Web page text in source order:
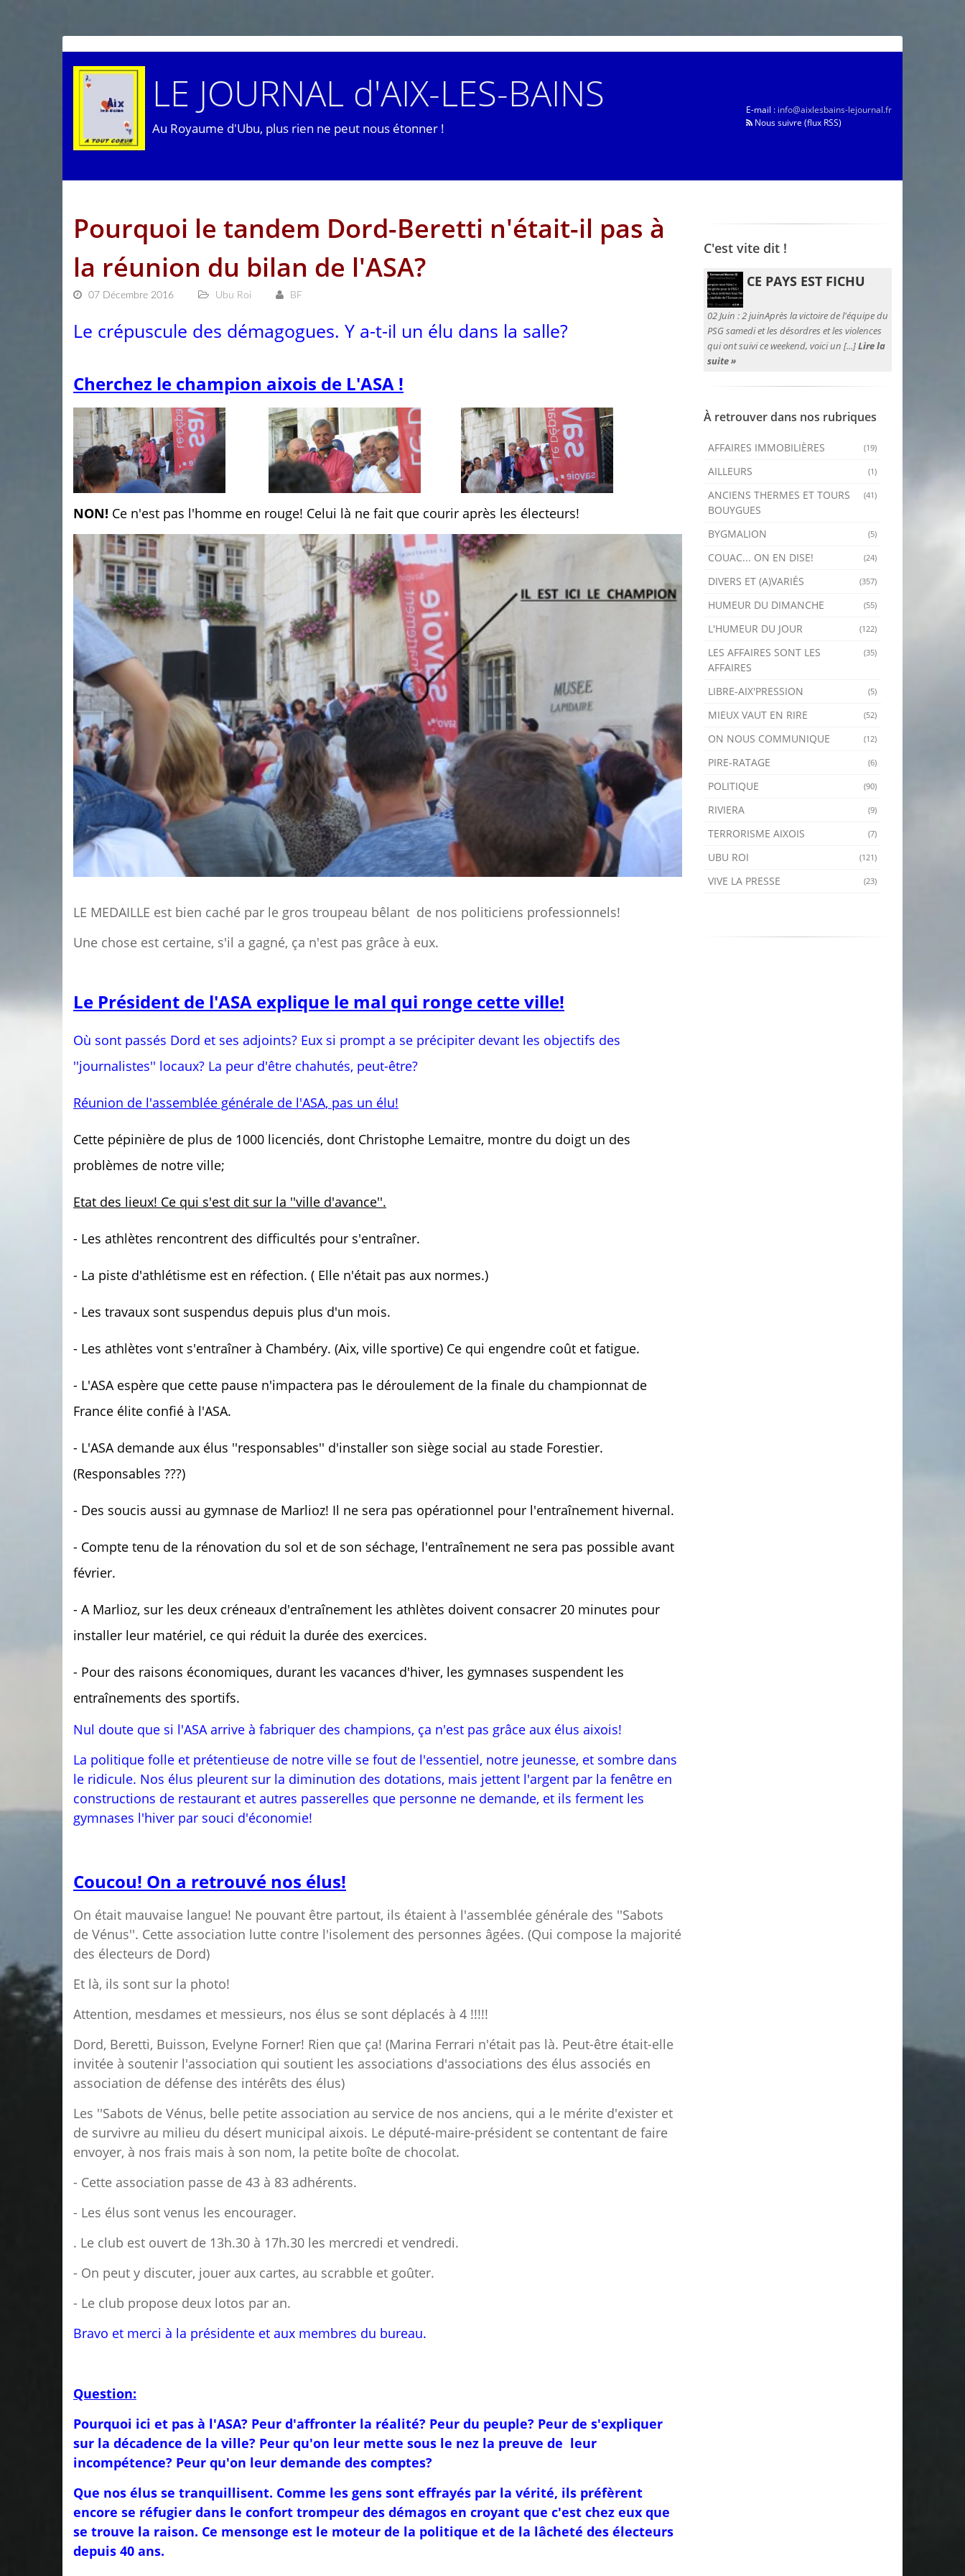
LE JOURNAL d'AIX-LES-BAINS
Au Royaume d'Ubu, plus rien ne peut nous étonner !
E-mail : info@aixlesbains-lejournal.fr
Nous suivre (flux RSS)
Pourquoi le tandem Dord-Beretti n'était-il pas à
la réunion du bilan de l'ASA?
07 Décembre 2016 Ubu Roi BF
Le crépuscule des démagogues. Y a-t-il un élu dans la salle?
Cherchez le champion aixois de L'ASA !
NON! Ce n'est pas l'homme en rouge! Celui là ne fait que courir après les électeurs!
LE MEDAILLE est bien caché par le gros troupeau bêlant de nos politiciens professionnels!
Une chose est certaine, s'il a gagné, ça n'est pas grâce à eux.
Le Président de l'ASA explique le mal qui ronge cette ville!
Où sont passés Dord et ses adjoints? Eux si prompt a se précipiter devant les objectifs des
''journalistes'' locaux? La peur d'être chahutés, peut-être?
Réunion de l'assemblée générale de l'ASA, pas un élu!
Cette pépinière de plus de 1000 licenciés, dont Christophe Lemaitre, montre du doigt un des
problèmes de notre ville;
Etat des lieux! Ce qui s'est dit sur la ''ville d'avance''.
- Les athlètes rencontrent des difficultés pour s'entraîner.
- La piste d'athlétisme est en réfection. ( Elle n'était pas aux normes.)
- Les travaux sont suspendus depuis plus d'un mois.
- Les athlètes vont s'entraîner à Chambéry. (Aix, ville sportive) Ce qui engendre coût et fatigue.
- L'ASA espère que cette pause n'impactera pas le déroulement de la finale du championnat de
France élite confié à l'ASA.
- L'ASA demande aux élus ''responsables'' d'installer son siège social au stade Forestier.
(Responsables ???)
- Des soucis aussi au gymnase de Marlioz! Il ne sera pas opérationnel pour l'entraînement hivernal.
- Compte tenu de la rénovation du sol et de son séchage, l'entraînement ne sera pas possible avant
février.
- A Marlioz, sur les deux créneaux d'entraînement les athlètes doivent consacrer 20 minutes pour
installer leur matériel, ce qui réduit la durée des exercices.
- Pour des raisons économiques, durant les vacances d'hiver, les gymnases suspendent les
entraînements des sportifs.
Nul doute que si l'ASA arrive à fabriquer des champions, ça n'est pas grâce aux élus aixois!
La politique folle et prétentieuse de notre ville se fout de l'essentiel, notre jeunesse, et sombre dans
le ridicule. Nos élus pleurent sur la diminution des dotations, mais jettent l'argent par la fenêtre en
constructions de restaurant et autres passerelles que personne ne demande, et ils ferment les
gymnases l'hiver par souci d'économie!
Coucou! On a retrouvé nos élus!
On était mauvaise langue! Ne pouvant être partout, ils étaient à l'assemblée générale des ''Sabots
de Vénus''. Cette association lutte contre l'isolement des personnes âgées. (Qui compose la majorité
des électeurs de Dord)
Et là, ils sont sur la photo!
Attention, mesdames et messieurs, nos élus se sont déplacés à 4 !!!!!
Dord, Beretti, Buisson, Evelyne Forner! Rien que ça! (Marina Ferrari n'était pas là. Peut-être était-elle
invitée à soutenir l'association qui soutient les associations d'associations des élus associés en
association de défense des intérêts des élus)
Les ''Sabots de Vénus, belle petite association au service de nos anciens, qui a le mérite d'exister et
de survivre au milieu du désert municipal aixois. Le député-maire-président se contentant de faire
envoyer, à nos frais mais à son nom, la petite boîte de chocolat.
- Cette association passe de 43 à 83 adhérents.
- Les élus sont venus les encourager.
. Le club est ouvert de 13h.30 à 17h.30 les mercredi et vendredi.
- On peut y discuter, jouer aux cartes, au scrabble et goûter.
- Le club propose deux lotos par an.
Bravo et merci à la présidente et aux membres du bureau.
Question:
Pourquoi ici et pas à l'ASA? Peur d'affronter la réalité? Peur du peuple? Peur de s'expliquer
sur la décadence de la ville? Peur qu'on leur mette sous le nez la preuve de leur
incompétence? Peur qu'on leur demande des comptes?
Que nos élus se tranquillisent. Comme les gens sont effrayés par la vérité, ils préfèrent
encore se réfugier dans le confort trompeur des démagos en croyant que c'est chez eux que
se trouve la raison. Ce mensonge est le moteur de la politique et de la lâcheté des électeurs
depuis 40 ans.
C'est vite dit !
CE PAYS EST FICHU
02 Juin :2 juinAprès la victoire de l'équipe du
PSG samedi et les désordres et les violences
qui ont suivi ce weekend, voici un [...]Lire la
suite »
À retrouver dans nos rubriques
(19)
AFFAIRES IMMOBILIÈRES
(1)
AILLEURS
(41)
ANCIENS THERMES ET TOURS
BOUYGUES
(5)
BYGMALION
(24)
COUAC... ON EN DISE!
(357)
DIVERS ET (A)VARIÉS
(55)
HUMEUR DU DIMANCHE
(122)
L'HUMEUR DU JOUR
(35)
LES AFFAIRES SONT LES
AFFAIRES
(5)
LIBRE-AIX'PRESSION
(52)
MIEUX VAUT EN RIRE
(12)
ON NOUS COMMUNIQUE
(6)
PIRE-RATAGE
(90)
POLITIQUE
(9)
RIVIERA
(7)
TERRORISME AIXOIS
(121)
UBU ROI
(23)
VIVE LA PRESSE